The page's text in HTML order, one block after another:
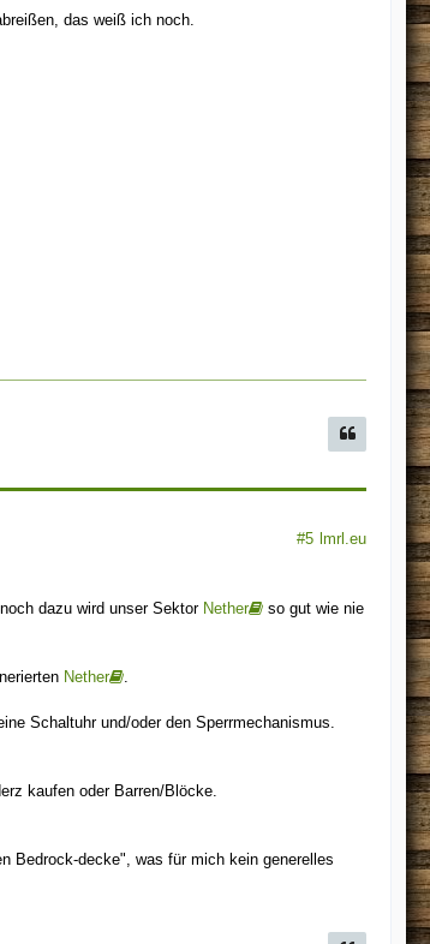
das weiß ich noch.
#5 lmrl.eu
dazu wird unser Sektor Nether
so gut wie nie
Nether
.
Schaltuhr und/oder den Sperrmechanismus.
kaufen oder Barren/Blöcke.
Bedrock-decke", was für mich kein generelles